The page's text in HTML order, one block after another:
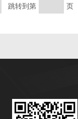
跳转到第 页